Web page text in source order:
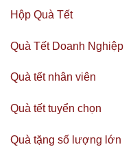
Hộp Quà Tết
Quà Tết Doanh Nghiệp
Quà tết nhân viên
Quà tết tuyển chọn
Quà tặng số lượng lớn